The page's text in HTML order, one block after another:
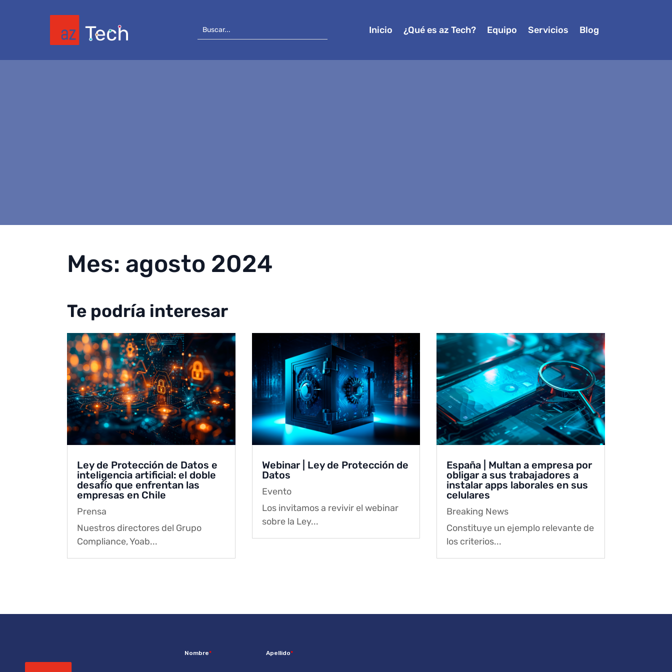
Inicio ¿Qué es az Tech? Equipo Servicios Blog
Mes: agosto 2024
Te podría interesar
Ley de Protección de Datos e
inteligencia artificial: el doble
desafío que enfrentan las
empresas en Chile
Prensa
Nuestros directores del Grupo
Compliance, Yoab...
Webinar | Ley de Protección de
Datos
Evento
Los invitamos a revivir el webinar
sobre la Ley...
España | Multan a empresa por
obligar a sus trabajadores a
instalar apps laborales en sus
celulares
Breaking News
Constituye un ejemplo relevante de
los criterios...